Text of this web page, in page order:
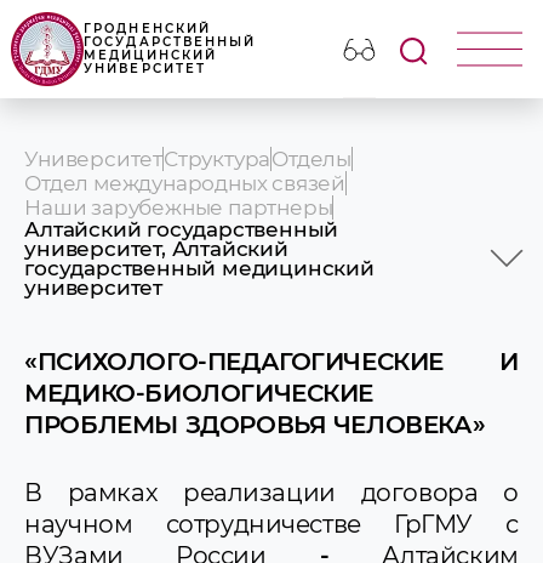
ГРОДНЕНСКИЙ
ГОСУДАРСТВЕННЫЙ
МЕДИЦИНСКИЙ
УНИВЕРСИТЕТ
УниверситетСтруктураОтделы
Отдел международных связей
Наши зарубежные партнеры
Алтайский государственный
университет, Алтайский
государственный медицинский
университет
Новости сотрудничества
Алтайский государственный
государственный медицинский
университет
Андижанский государственный
медицинский институт
Башкирский государственный
Волгоградский государственный
медицинский университет
Восточно-Сибирский государственный
«ПСИХОЛОГО-ПЕДАГОГИЧЕСКИЕ И
МЕДИКО-БИОЛОГИЧЕСКИЕ
ПРОБЛЕМЫ ЗДОРОВЬЯ ЧЕЛОВЕКА»
В рамках реализации договора о
научном сотрудничестве ГрГМУ с
ВУЗами России -Алтайским